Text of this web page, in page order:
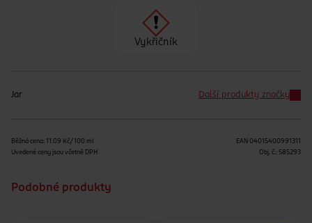
Vykřičník
Jar Další produkty značky
Běžná cena: 11.09 Kč/100 ml
Uvedené ceny jsou včetně DPH
EAN 04015400991311
Obj. č.: 585293
Podobné produkty